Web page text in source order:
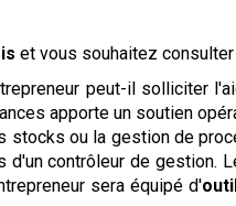
et vous souhaitez consulter
peut-il solliciter
apporte un soutien
stocks ou la gestion de
d'un contrôleur de gestion.
sera équipé d'